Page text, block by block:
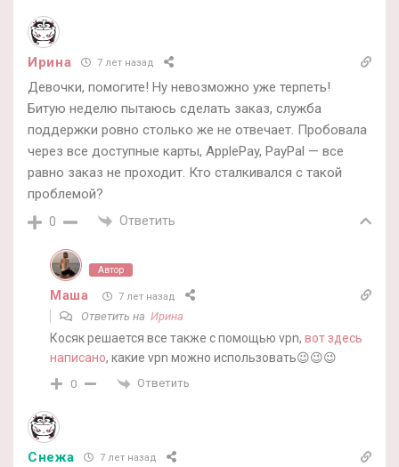
Ирина 7 лет назад
Девочки, помогите! Ну невозможно уже терпеть!
Битую неделю пытаюсь сделать заказ, служба
поддержки ровно столько же не отвечает. Пробовала
через все доступные карты, ApplePay, PayPal — все
равно заказ не проходит. Кто сталкивался с такой
проблемой?
0 Ответить
Автор
Маша 7 лет назад
Ответить на Ирина
Косяк решается все также с помощью vpn, вот здесь
написано, какие vpn можно использовать😉😉😉
0 Ответить
Снежа 7 лет назад